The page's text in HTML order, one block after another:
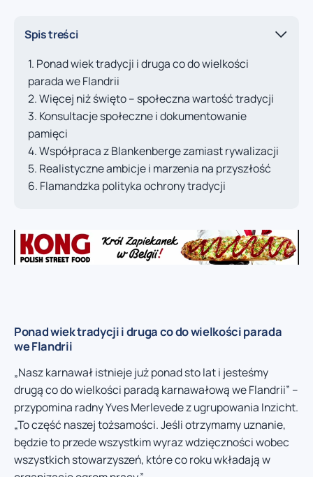
Spis treści
Ponad wiek tradycji i druga co do wielkości
parada we Flandrii
Więcej niż święto – społeczna wartość tradycji
Konsultacje społeczne i dokumentowanie
pamięci
Współpraca z Blankenberge zamiast rywalizacji
Realistyczne ambicje i marzenia na przyszłość
Flamandzka polityka ochrony tradycji
Ponad wiek tradycji i druga co do wielkości parada
we Flandrii
„Nasz karnawał istnieje już ponad sto lat i jesteśmy
drugą co do wielkości paradą karnawałową we Flandrii” –
przypomina radny Yves Merlevede z ugrupowania Inzicht.
„To część naszej tożsamości. Jeśli otrzymamy uznanie,
będzie to przede wszystkim wyraz wdzięczności wobec
wszystkich stowarzyszeń, które co roku wkładają w